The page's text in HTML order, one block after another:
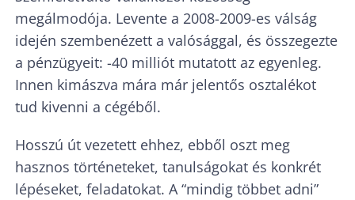
megálmodója. Levente a 2008-2009-es válság
idején szembenézett a valósággal, és összegezte
a pénzügyeit: -40 milliót mutatott az egyenleg.
Innen kimászva mára már jelentős osztalékot
tud kivenni a cégéből.
Hosszú út vezetett ehhez, ebből oszt meg
hasznos történeteket, tanulságokat és konkrét
lépéseket, feladatokat. A “mindig többet adni”